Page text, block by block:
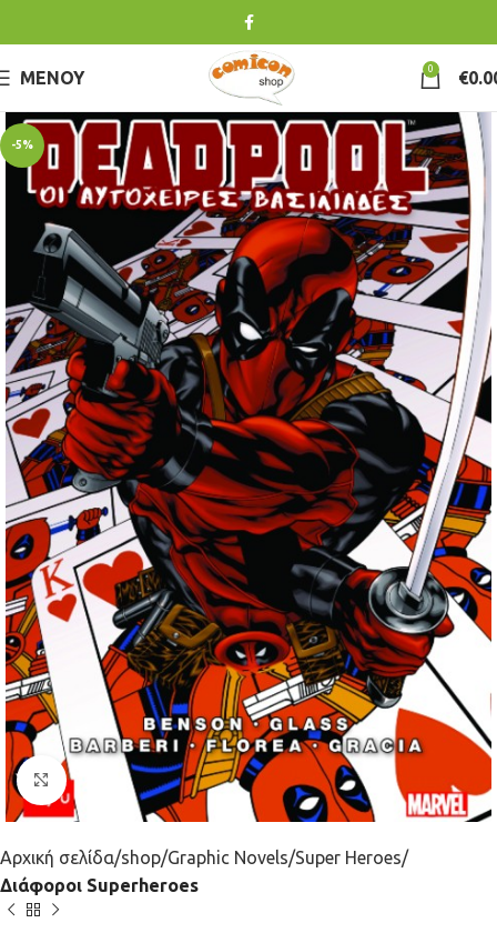
ΜΕΝΟΎ 0 €
-5%
Κλικ για μεγέθυνση
Αρχική σελίδα shop Graphic Novels Super Heroes
Διάφοροι Superheroes